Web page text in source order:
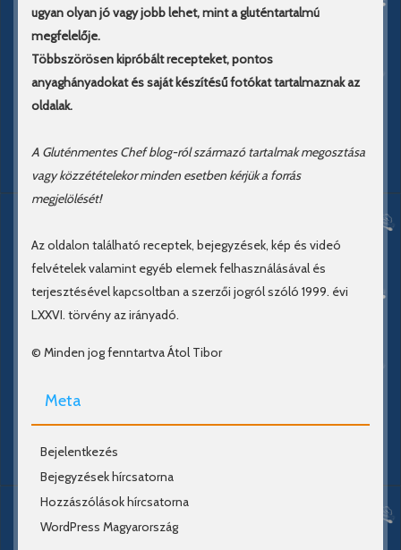
ugyan olyan jó vagy jobb lehet, mint a gluténtartalmú
megfelelője.
Többszörösen kipróbált recepteket, pontos
anyaghányadokat és saját készítésű fotókat tartalmaznak az
oldalak.
A Gluténmentes Chef blog-ról származó tartalmak megosztása
vagy közzétételekor minden esetben kérjük a forrás
megjelölését!
Az oldalon található receptek, bejegyzések, kép és videó
felvételek valamint egyéb elemek felhasználásával és
terjesztésével kapcsoltban a szerzői jogról szóló 1999. évi
LXXVI. törvény az irányadó.
© Minden jog fenntartva Átol Tibor
Meta
Bejelentkezés
Bejegyzések hírcsatorna
Hozzászólások hírcsatorna
WordPress Magyarország